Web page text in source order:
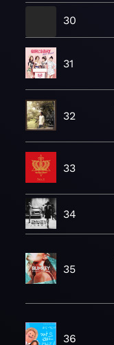
30
31
32
33
34
35
36